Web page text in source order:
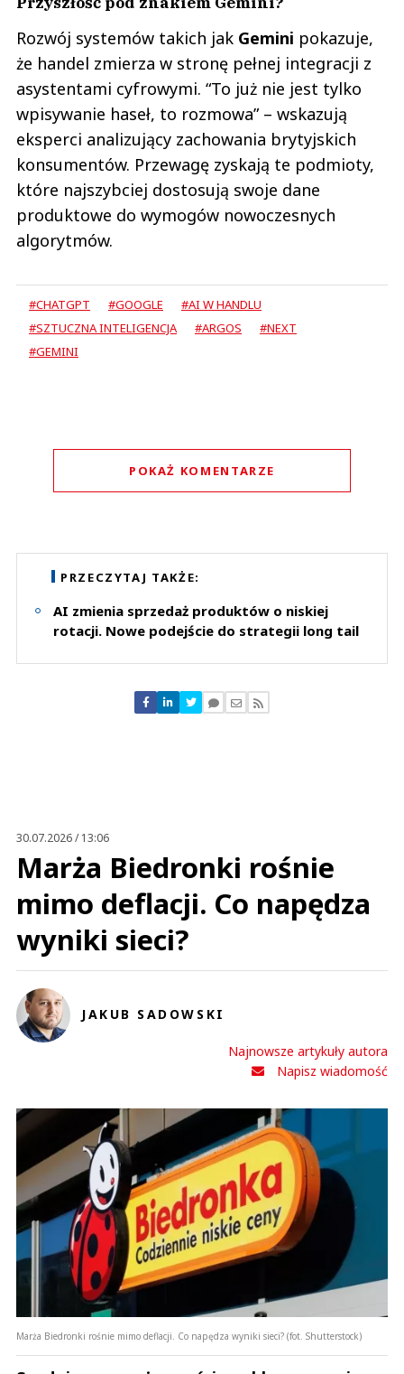
Rozwój systemów takich jak Gemini pokazuje,
że handel zmierza w stronę pełnej integracji z
asystentami cyfrowymi. “To już nie jest tylko
wpisywanie haseł, to rozmowa” – wskazują
eksperci analizujący zachowania brytyjskich
konsumentów. Przewagę zyskają te podmioty,
które najszybciej dostosują swoje dane
produktowe do wymogów nowoczesnych
algorytmów.
#CHATGPT #GOOGLE
#AI W HANDLU
#SZTUCZNA INTELIGENCJA
#ARGOS
#NEXT
#GEMINI
PRZECZYTAJ TAKŻE:
AI zmienia sprzedaż produktów o niskiej
rotacji. Nowe podejście do strategii long tail
POKAŻ KOMENTARZE
Nie znaleziono komentarzy
Zostaw swoje komentarze
Imię (Wymagane)
30.07.2026 / 13:06
Marża Biedronki rośnie
mimo deflacji. Co napędza
wyniki sieci?
JAKUB SADOWSKI
Najnowsze artykuły autora
Napisz wiadomość
Marża Biedronki rośnie mimo deflacji. Co napędza wyniki sieci? (fot. Shutterstock)